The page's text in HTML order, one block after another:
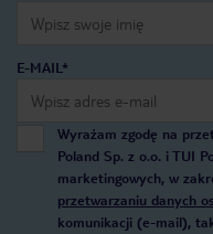
E-MAIL*
Wyrażam zgodę na
Poland Sp. z o.o. i TUI
marketingowych, w
przetwarzaniu danych
komunikacji (e-mail),